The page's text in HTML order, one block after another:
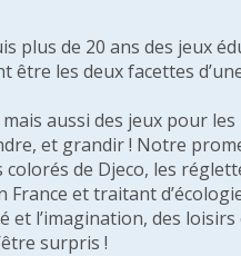
de 20 ans des jeux
être les deux facettes
aussi des jeux pour
et grandir ! Notre
de Djeco, les
et traitant
l’imagination, des
surpris !